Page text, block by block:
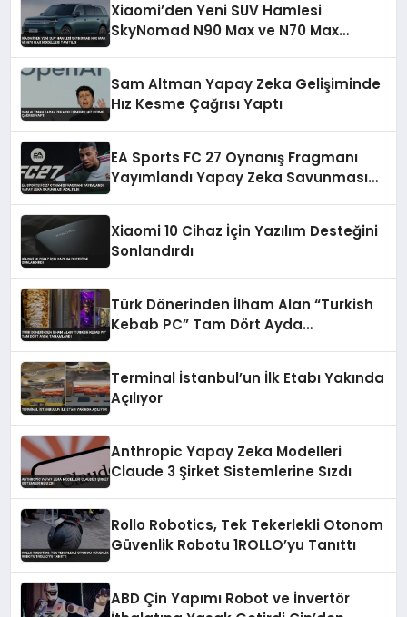
Xiaomi’den Yeni SUV Hamlesi
SkyNomad N90 Max ve N70 Max
Sam Altman Yapay Zeka Gelişiminde
Hız Kesme Çağrısı Yaptı
EA Sports FC 27 Oynanış Fragmanı
Yayımlandı Yapay Zeka Savunması
Xiaomi 10 Cihaz İçin Yazılım Desteğini
Sonlandırdı
Türk Dönerinden İlham Alan “Turkish
Kebab PC” Tam Dört Ayda
Terminal İstanbul’un İlk Etabı Yakında
Açılıyor
Anthropic Yapay Zeka Modelleri
Claude 3 Şirket Sistemlerine Sızdı
Rollo Robotics, Tek Tekerlekli Otonom
Güvenlik Robotu 1ROLLO’yu Tanıttı
ABD Çin Yapımı Robot ve İnvertör